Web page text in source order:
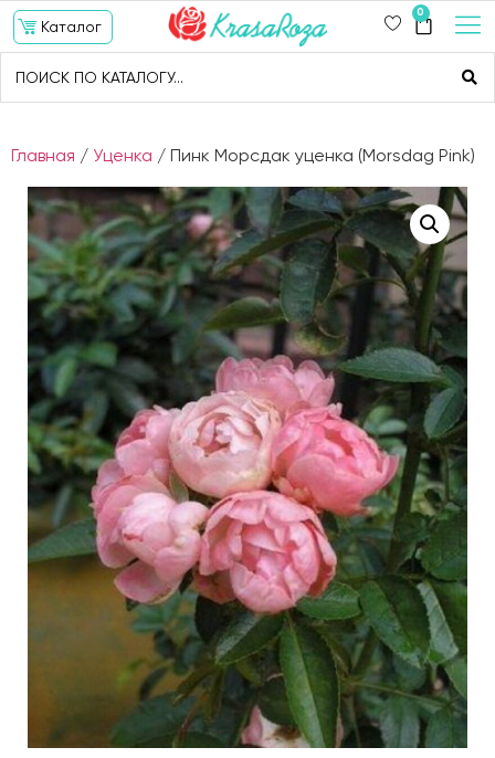
Каталог
0
Главная / Уценка / Пинк Морсдак уценка (Morsdag Pink)